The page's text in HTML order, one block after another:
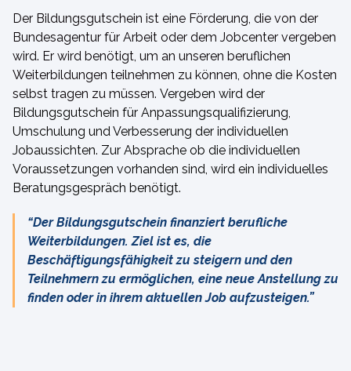
Der Bildungsgutschein ist eine Förderung, die von der
Bundesagentur für Arbeit oder dem Jobcenter vergeben
wird. Er wird benötigt, um an unseren beruflichen
Weiterbildungen teilnehmen zu können, ohne die Kosten
selbst tragen zu müssen. Vergeben wird der
Bildungsgutschein für Anpassungsqualifizierung,
Umschulung und Verbesserung der individuellen
Jobaussichten. Zur Absprache ob die individuellen
Voraussetzungen vorhanden sind, wird ein individuelles
Beratungsgespräch benötigt.
“Der Bildungsgutschein finanziert berufliche
Weiterbildungen. Ziel ist es, die
Beschäftigungsfähigkeit zu steigern und den
Teilnehmern zu ermöglichen, eine neue Anstellung zu
finden oder in ihrem aktuellen Job aufzusteigen.”